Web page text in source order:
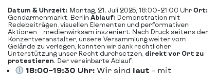
Datum & Uhrzeit: Montag, 21. Juli 2025, 18:00–21:00 Uhr Ort:
Gendarmenmarkt, Berlin Ablauf: Demonstration mit
Redebeiträgen, visuellen Elementen und performativen
Aktionen – medienwirksam inszeniert. Nach Druck seitens der
Konzertveranstalter, unsere Versammlung weiter vom
Gelände zu verlegen, konnten wir dank rechtlicher
Unterstützung unser Recht durchsetzen, direkt vor Ort zu
protestieren. Der vereinbarte Ablauf:
18:00–19:30 Uhr: Wir sind laut – mit